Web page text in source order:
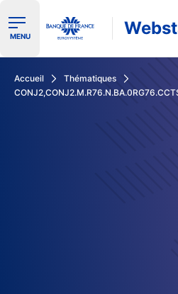
Ouvrir le menu de navigation
MENU
Accueil
Thématiques